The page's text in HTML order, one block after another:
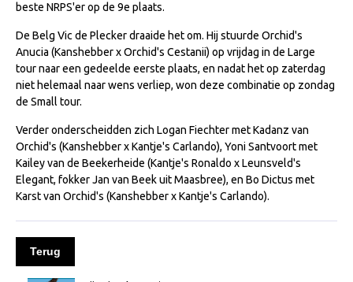
Veulens en merries
Zoek een NRPS paard
PEDIGREE ONLINE
Informatie aan je paard of pony toevoegen
Onze fokkerij
Fokkerij informatie
Fokprogramma's en registratie
Informatie veulen registratie
beste NRPS'er op de 9e plaats.
De Belg Vic de Plecker draaide het om. Hij stuurde Orchid's
Anucia (Kanshebber x Orchid's Cestanii) op vrijdag in de Large
tour naar een gedeelde eerste plaats, en nadat het op zaterdag
niet helemaal naar wens verliep, won deze combinatie op zondag
de Small tour.
Verder onderscheidden zich Logan Fiechter met Kadanz van
Orchid's (Kanshebber x Kantje's Carlando), Yoni Santvoort met
Kailey van de Beekerheide (Kantje's Ronaldo x Leunsveld's
Elegant, fokker Jan van Beek uit Maasbree), en Bo Dictus met
Karst van Orchid's (Kanshebber x Kantje's Carlando).
Terug